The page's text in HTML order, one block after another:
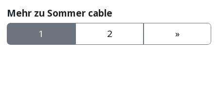
Mehr zu Sommer cable
1
2 »